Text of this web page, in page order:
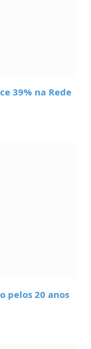
39% na Rede
pelos 20 anos